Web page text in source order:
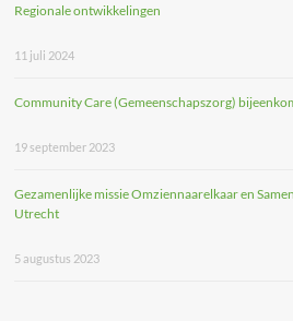
Regionale ontwikkelingen
11 juli 2024
Community Care (Gemeenschapszorg)
19 september 2023
Gezamenlijke missie Omziennaarelkaar en
Utrecht
5 augustus 2023